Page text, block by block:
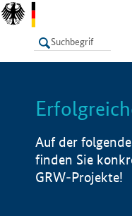
LISTE
Auf der
finden Sie
GRW-Projekte!